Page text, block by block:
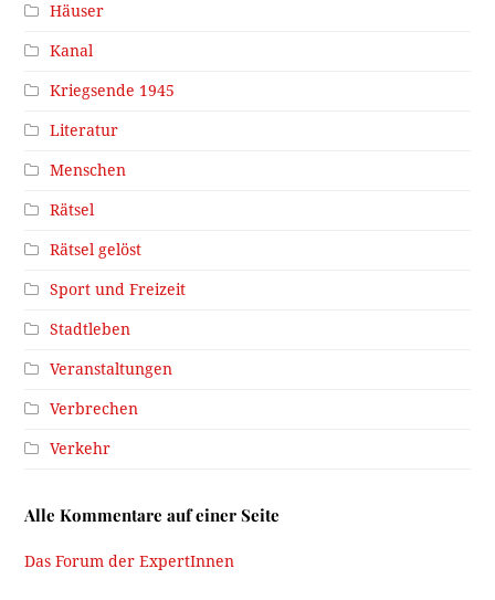
Häuser
Kanal
Kriegsende 1945
Literatur
Menschen
Rätsel
Rätsel gelöst
Sport und Freizeit
Stadtleben
Veranstaltungen
Verbrechen
Verkehr
Alle Kommentare auf einer Seite
Das Forum der ExpertInnen